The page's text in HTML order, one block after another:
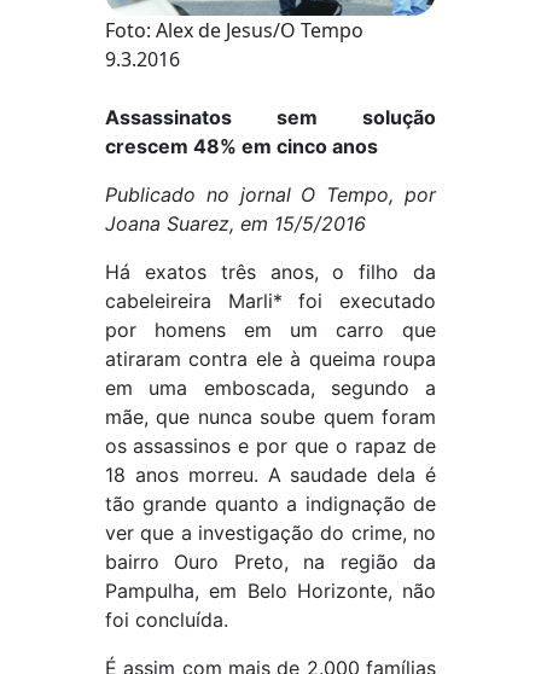
Foto: Alex de Jesus/O Tempo
9.3.2016
Assassinatos sem solução
crescem 48% em cinco anos
Publicado no jornal O Tempo, por
Joana Suarez, em 15/5/2016
Há exatos três anos, o filho da
cabeleireira Marli* foi executado
por homens em um carro que
atiraram contra ele à queima roupa
em uma emboscada, segundo a
mãe, que nunca soube quem foram
os assassinos e por que o rapaz de
18 anos morreu. A saudade dela é
tão grande quanto a indignação de
ver que a investigação do crime, no
bairro Ouro Preto, na região da
Pampulha, em Belo Horizonte, não
foi concluída.
É assim com mais de 2.000 famílias